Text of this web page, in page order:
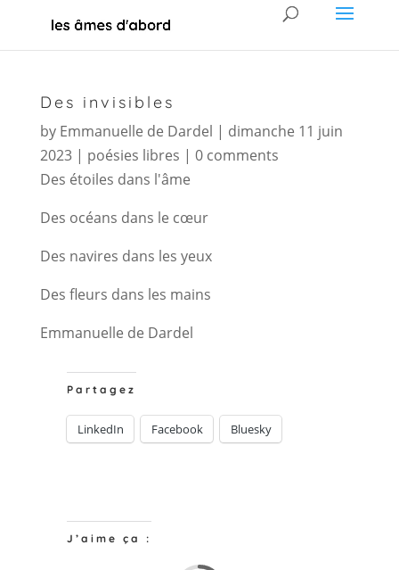
Des invisibles
by Emmanuelle de Dardel | dimanche 11 juin
2023| poésies libres | 0 comments
Des étoiles dans l'âme
Des océans dans le cœur
Des navires dans les yeux
Des fleurs dans les mains
Emmanuelle de Dardel
Partagez
LinkedIn Facebook Bluesky
J’aime ça :